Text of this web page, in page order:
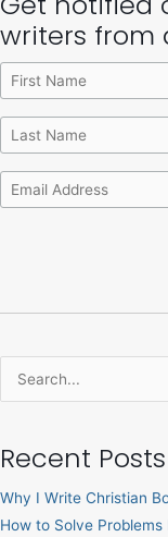
writers from
Search
Recent Posts
Why I Write Christian
How to Solve